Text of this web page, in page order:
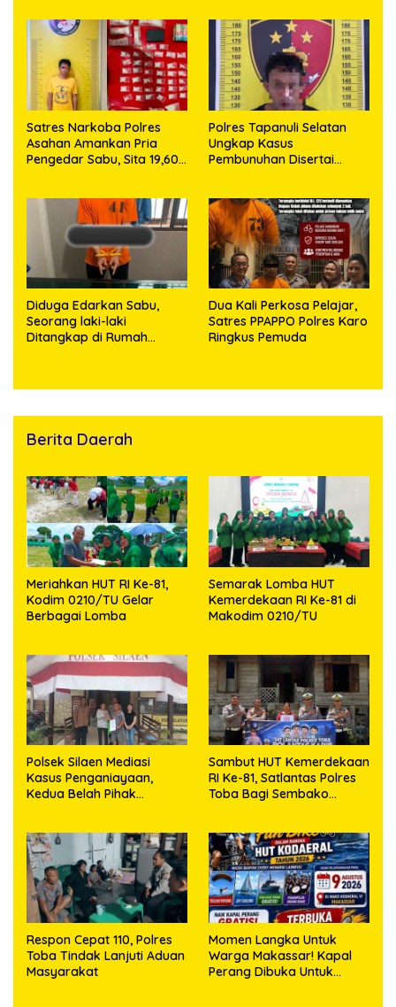
63,67 Gram Sabu
Satres Narkoba Polres
Asahan Amankan Pria
Pengedar Sabu, Sita 19,60
Polres Tapanuli Selatan
Ungkap Kasus
Pembunuhan Disertai
Ditangkap
Diduga Edarkan Sabu,
Seorang laki-laki
Ditangkap di Rumah
Dua Kali Perkosa Pelajar,
Satres PPAPPO Polres Karo
Ringkus Pemuda
Berita Daerah
Meriahkan HUT RI Ke-81,
Kodim 0210/TU Gelar
Berbagai Lomba
Semarak Lomba HUT
Kemerdekaan RI Ke-81 di
Makodim 0210/TU
Polsek Silaen Mediasi
Kasus Penganiayaan,
Kedua Belah Pihak
Sambut HUT Kemerdekaan
RI Ke-81, Satlantas Polres
Toba Bagi Sembako
Respon Cepat 110, Polres
Toba Tindak Lanjuti Aduan
Masyarakat
Momen Langka Untuk
Warga Makassar! Kapal
Perang Dibuka Untuk